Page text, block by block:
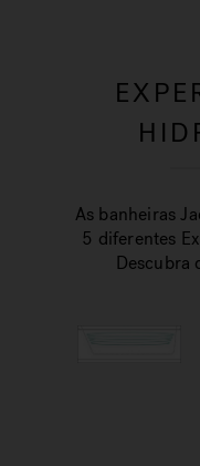
As banheiras
5 diferentes
Descubra